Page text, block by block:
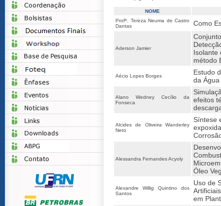
NOME
Profª. Tereza Neuma de Castro
Dantas
Como
Aderson Jamier
Isolante
método
Aécio Lopes Borges
Estudo
da
Alano Wedney Cecílio da
Fonseca
efeitos
Alcides de Oliveira Wanderley
Neto
Síntese
Alessandra Fernandes Acyoly
Óleo
Alexandre Willig Quintino dos
Santos
Uso de
em